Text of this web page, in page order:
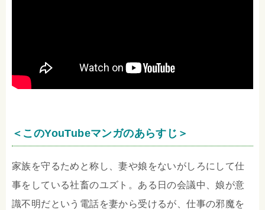
＜このYouTubeマンガのあらすじ＞
家族を守るためと称し、妻や娘をないがしろにして仕
事をしている社畜のユズト。ある日の会議中、娘が意
識不明だという電話を妻から受けるが、仕事の邪魔を